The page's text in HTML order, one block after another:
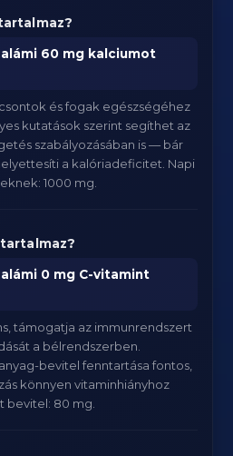
60 mg kalciumot
és fogak egészségéhez
kutatások szerint segíthet az
szabályozásában is — bár
a kalóriadeficitet. Napi
1000 mg.
0 mg C-vitamint
támogatja az immunrendszert
a bélrendszerben.
bevitel fenntartása fontos,
könnyen vitaminhiányhoz
bevitel: 80 mg.